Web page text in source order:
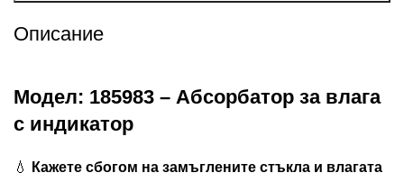
Описание
Модел: 185983 – Абсорбатор за влага
с индикатор
💧
Кажете сбогом на замъглените стъкла и влагата